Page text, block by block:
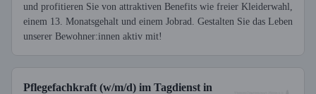
und profitieren Sie von attraktiven Benefits wie freier Kleiderwahl,
einem 13. Monatsgehalt und einem Jobrad. Gestalten Sie das Leben
unserer Bewohner:innen aktiv mit!
Pflegefachkraft (w/m/d) im Tagdienst in